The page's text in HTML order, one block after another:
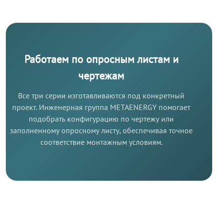
Работаем по опросным листам и
чертежам
Все три серии изготавливаются под конкретный
проект. Инженерная группа METAENERGY помогает
подобрать конфигурацию по чертежу или
заполненному опросному листу, обеспечивая точное
соответствие монтажным условиям.